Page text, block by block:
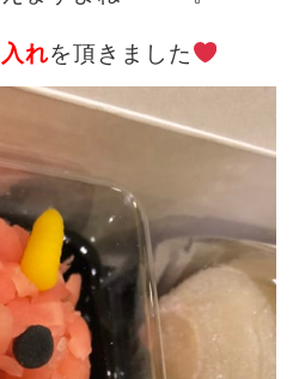
れを頂きました